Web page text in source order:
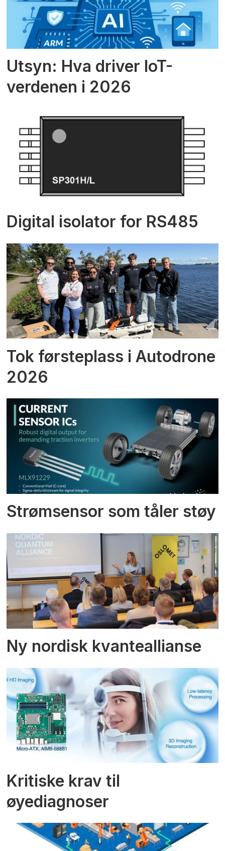
Utsyn: Hva driver IoT-
verdenen i 2026
Digital isolator for RS485
Tok førsteplass i Autodrone
2026
Strømsensor som tåler støy
Ny nordisk kvanteallianse
Kritiske krav til
øyediagnoser